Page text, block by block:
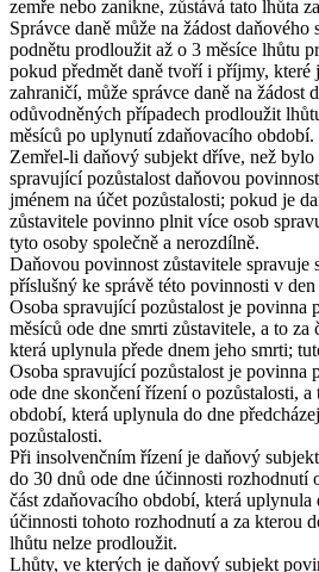
zemře nebo zanikne, zůstává tato lhůta
Správce daně může na žádost
podnětu prodloužit až o 3 měsíce lhůtu
pokud předmět daně tvoří i příjmy, které
zahraničí, může správce daně na žádost
odůvodněných případech prodloužit
měsíců po uplynutí zdaňovacího období.
Zemřel-li daňový subjekt dříve, než
spravující pozůstalost daňovou
jménem na účet pozůstalosti; pokud je
zůstavitele povinno plnit více osob
tyto osoby společně a nerozdílně.
Daňovou povinnost zůstavitele spravuje
příslušný ke správě této povinnosti v
Osoba spravující pozůstalost je povinna
měsíců ode dne smrti zůstavitele, a to za
která uplynula přede dnem jeho smrti;
Osoba spravující pozůstalost je povinna
ode dne skončení řízení o pozůstalosti, a
období, která uplynula do dne
pozůstalosti.
Při insolvenčním řízení je daňový
do 30 dnů ode dne účinnosti rozhodnutí
část zdaňovacího období, která uplynula
účinnosti tohoto rozhodnutí a za kterou
lhůtu nelze prodloužit.
Lhůty, ve kterých je daňový subjekt